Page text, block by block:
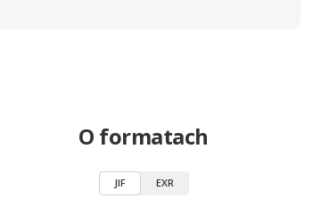
O formatach
JIF EXR